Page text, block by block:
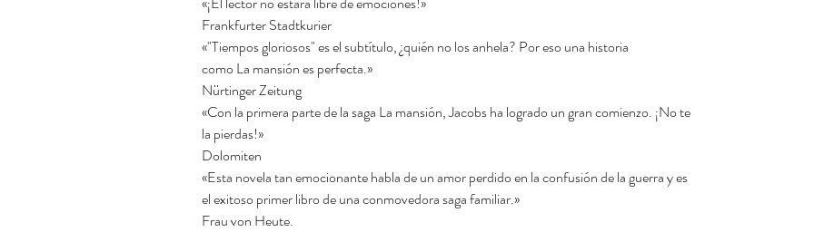
Frankfurter Stadtkurier
«"Tiempos gloriosos" es el subtítulo, ¿quién no los anhela? Por eso una historia
como La mansión es perfecta.»
Nürtinger Zeitung
«Con la primera parte de la saga La mansión, Jacobs ha logrado un gran comienzo. ¡No te
la pierdas!»
Dolomiten
«Esta novela tan emocionante habla de un amor perdido en la confusión de la guerra y es
el exitoso primer libro de una conmovedora saga familiar.»
Frau von Heute.